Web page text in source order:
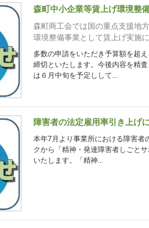
森町中小企業等賃上げ環境整
森町商工会では国の重点支援地
環境整備事業として賃上げ実施
多数の申請をいただき予算額を超
締切といたします。今後内容を精
は６月中旬を予定しして...
障害者の法定雇用率引き上げ
本年7月より事業所における障害者
クから「精神・発達障害者しごと
いたします。「精神...